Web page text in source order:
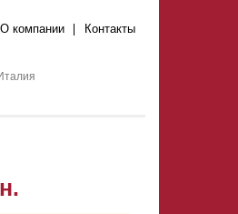
О компании Контакты